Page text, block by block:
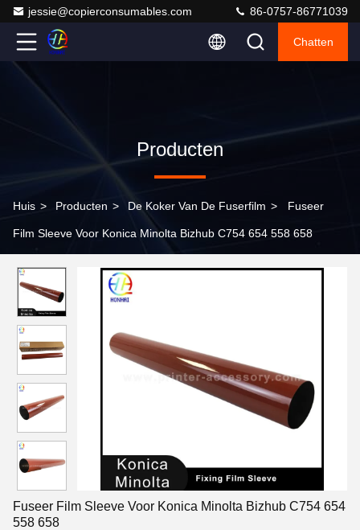
jessie@copierconsumables.com 86-0757-86771039
Chatten
Producten
Huis > Producten > De Koker Van De Fuserfilm > Fuseer
Film Sleeve Voor Konica Minolta Bizhub C754 654 558 658
Fuseer Film Sleeve Voor Konica Minolta Bizhub C754 654
558 658